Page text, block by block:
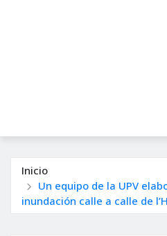
Inicio
Un equipo de la UPV
inundación calle a calle de